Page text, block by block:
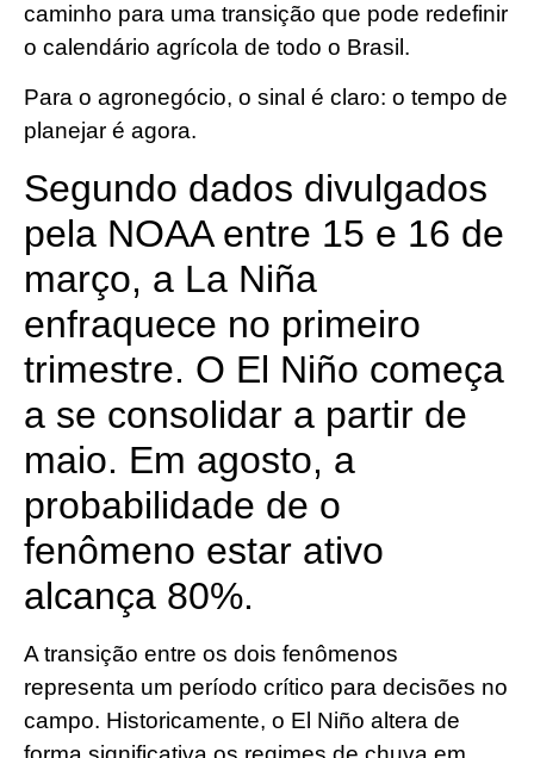
caminho para uma transição que pode redefinir
o calendário agrícola de todo o Brasil.
Para o agronegócio, o sinal é claro: o tempo de
planejar é agora.
Segundo dados divulgados
pela NOAA entre 15 e 16 de
março, a La Niña
enfraquece no primeiro
trimestre. O El Niño começa
a se consolidar a partir de
maio. Em agosto, a
probabilidade de o
fenômeno estar ativo
alcança 80%.
A transição entre os dois fenômenos
representa um período crítico para decisões no
campo. Historicamente, o El Niño altera de